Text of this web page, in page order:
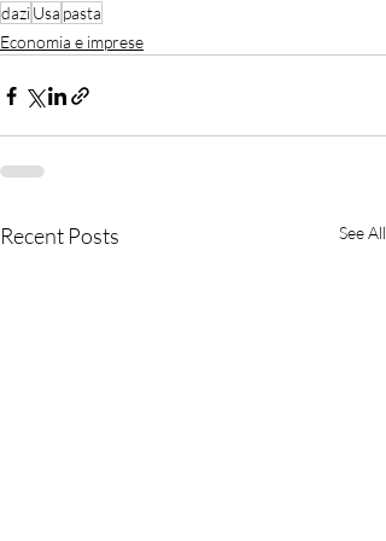
daziUsa pasta
Economia e imprese
Recent Posts See All